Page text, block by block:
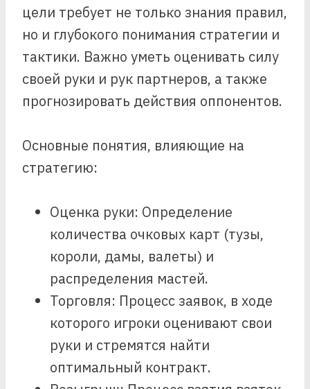
цели требует не только знания правил,
но и глубокого понимания стратегии и
тактики. Важно уметь оценивать силу
своей руки и рук партнеров, а также
прогнозировать действия оппонентов.
Основные понятия, влияющие на
стратегию:
Оценка руки: Определение
количества очковых карт (тузы,
короли, дамы, валеты) и
распределения мастей.
Торговля: Процесс заявок, в ходе
которого игроки оценивают свои
руки и стремятся найти
оптимальный контракт.